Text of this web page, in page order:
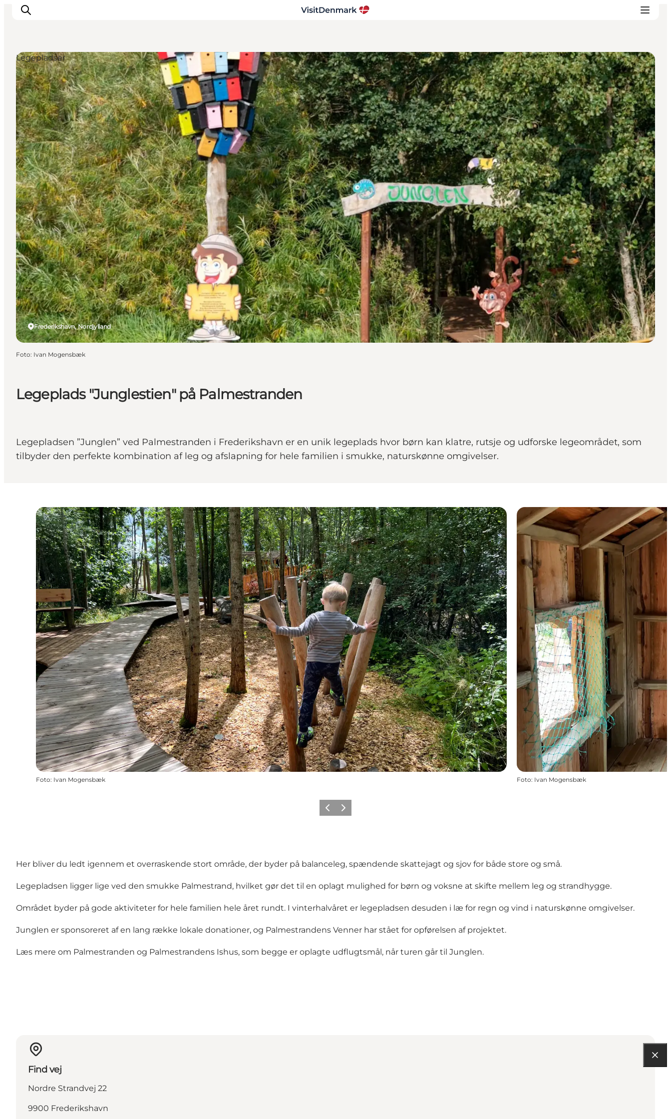
Inspiration
Destinationer
Oplevelser
Overnatning
Planlæg ferien
Legeplads "Junglestien" på Palmestranden
Legepladsen ”Junglen” ved Palmestranden i Frederikshavn er en unik legeplads hvor børn kan klatre, rutsje og udforske legeområdet, som
tilbyder den perfekte kombination af leg og afslapning for hele familien i smukke, naturskønne omgivelser.
Frederikshavn, Nordjylland
Legepladser
Foto: Ivan Mogensbæk
Foto: Ivan Mogensbæk Foto: Ivan Mogensbæk
ForrigeNæste
Her bliver du ledt igennem et overraskende stort område, der byder på balanceleg, spændende skattejagt og sjov for både store og små.
Legepladsen ligger lige ved den smukke Palmestrand, hvilket gør det til en oplagt mulighed for børn og voksne at skifte mellem leg og strandhygge.
Området byder på gode aktiviteter for hele familien hele året rundt. I vinterhalvåret er legepladsen desuden i læ for regn og vind i naturskønne omgivelser.
Junglen er sponsoreret af en lang række lokale donationer, og Palmestrandens Venner har stået for opførelsen af projektet.
Læs mere om Palmestranden og Palmestrandens Ishus, som begge er oplagte udflugtsmål, når turen går til Junglen.
Find vej
Nordre Strandvej 22
9900 Frederikshavn